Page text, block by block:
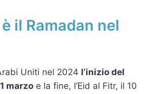
il Ramadan nel
Uniti nel 2024 l’inizio del
marzo e la fine, l’Eid al Fitr, il 10